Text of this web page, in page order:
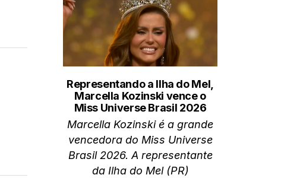
Representando a Ilha do Mel,
Marcella Kozinski vence o
Miss Universe Brasil 2026
Marcella Kozinski é a grande
vencedora do Miss Universe
Brasil 2026. A representante
da Ilha do Mel (PR)